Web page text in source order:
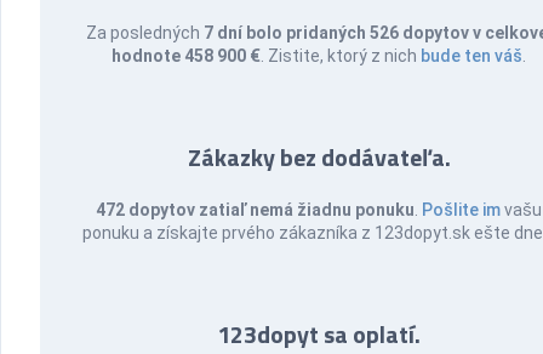
Za posledných 7 dní bolo pridaných 526 dopytov v
hodnote 458 900 € . Zistite, ktorý z nich bude ten váš
Zákazky bez dodávateľa.
472 dopytov zatiaľ nemá žiadnu ponuku Pošlite imvašu
ponuku a získajte prvého zákazníka z 123dopyt.sk ešte
123dopyt sa oplatí.